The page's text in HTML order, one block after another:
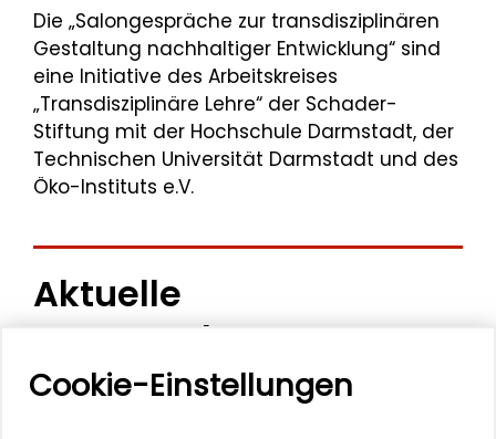
Die „Salongespräche zur transdisziplinären
Gestaltung nachhaltiger Entwicklung“ sind
eine Initiative des Arbeitskreises
„Transdisziplinäre Lehre“ der Schader-
Stiftung mit der Hochschule Darmstadt, der
Technischen Universität Darmstadt und des
Öko-Instituts e.V.
Aktuelle
Veranstaltungen
11. Internationale Waldkunstkonferenz
Cookie-Einstellungen